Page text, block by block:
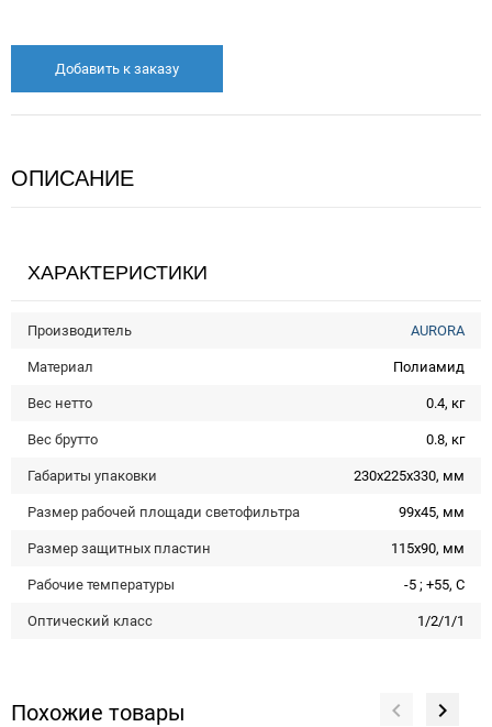
Добавить к заказу
ОПИСАНИЕ
ХАРАКТЕРИСТИКИ
Производитель AURORA
Материал Полиамид
Вес нетто 0.4, кг
Вес брутто 0.8, кг
Габариты упаковки 230х225х330, мм
Размер рабочей площади светофильтра 99х45, мм
Размер защитных пластин 115x90, мм
Рабочие температуры -5 ; +55, С
Оптический класс 1/2/1/1
Похожие товары